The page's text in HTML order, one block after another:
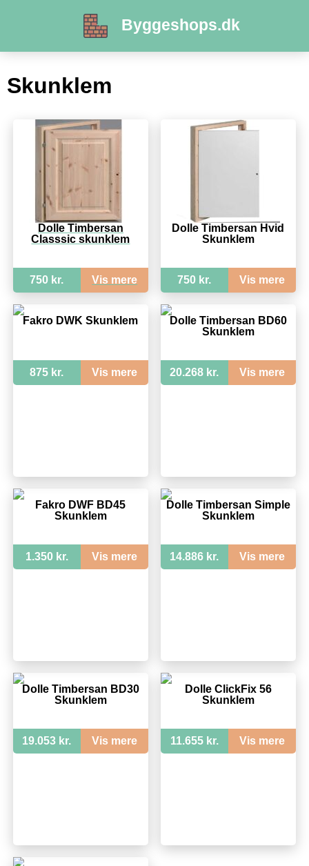
Byggeshops.dk
Skunklem
Dolle Timbersan
Classsic skunklem
750 kr. Vis mere
Dolle Timbersan Hvid
Skunklem
750 kr. Vis mere
Fakro DWK Skunklem
875 kr. Vis mere
Dolle Timbersan BD60
Skunklem
20.268 kr. Vis mere
Fakro DWF BD45
Skunklem
1.350 kr. Vis mere
Dolle Timbersan Simple
Skunklem
14.886 kr. Vis mere
Dolle Timbersan BD30
Skunklem
19.053 kr. Vis mere
Dolle ClickFix 56
Skunklem
11.655 kr. Vis mere